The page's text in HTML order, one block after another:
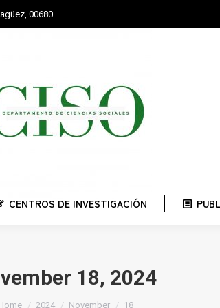
00680
CENTROS DE INVESTIGACIÓN
18, 2024
2024 November 18
CENTROS DE INVESTIGACIÓN